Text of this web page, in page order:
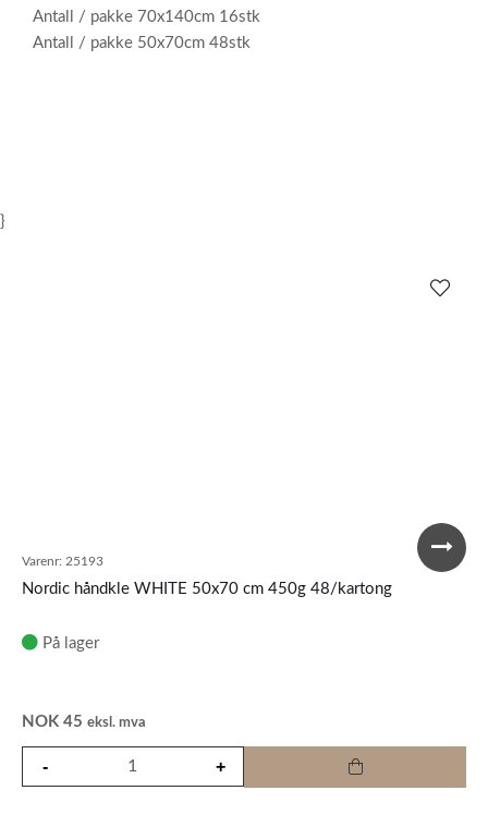
Antall / pakke 70x140cm 16stk
Antall / pakke 50x70cm 48stk
}
Varenr: 25193
Nordic håndkle WHITE 50x70 cm 450g 48/kartong
På lager
NOK 45 eksl. mva